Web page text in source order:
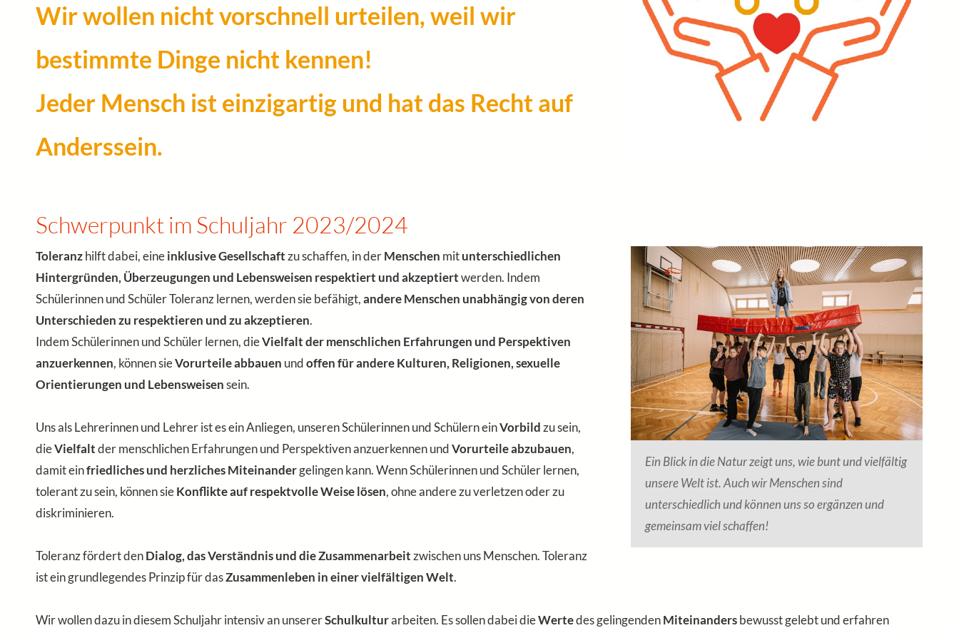
Wir wollen nicht vorschnell urteilen, weil wir
bestimmte Dinge nicht kennen!
Jeder Mensch ist einzigartig und hat das Recht auf
Anderssein.
Schwerpunkt im Schuljahr 2023/2024
Ein Blick in die Natur zeigt uns, wie bunt und vielfältig
unsere Welt ist. Auch wir Menschen sind
unterschiedlich und können uns so ergänzen und
gemeinsam viel schaffen!
Toleranzhilft dabei, eineinklusive Gesellschaftzu schaffen, in derMenschen mitunterschiedlichen
Hintergründen, Überzeugungen und Lebensweisen respektiert und akzeptiertwerden. Indem
Schülerinnen und Schüler Toleranz lernen, werden sie befähigt,andere Menschen unabhängig von deren
Unterschieden zu respektieren und zu akzeptieren.
Indem Schülerinnen und Schüler lernen, dieVielfalt der menschlichen Erfahrungen und Perspektiven
anzuerkennen, können sieVorurteile abbauen undoffen für andere Kulturen, Religionen, sexuelle
Orientierungen und Lebensweisensein.
Uns als Lehrerinnen und Lehrer ist es ein Anliegen, unseren Schülerinnen und Schülern einVorbildzu sein,
dieVielfaltder menschlichen Erfahrungen und Perspektiven anzuerkennen undVorurteile abzubauen,
damit einfriedliches und herzliches Miteinandergelingen kann. Wenn Schülerinnen und Schüler lernen,
tolerant zu sein, können sieKonflikte auf respektvolle Weise lösen, ohne andere zu verletzen oder zu
diskriminieren.
Toleranz fördert denDialog, das Verständnis und die Zusammenarbeitzwischen uns Menschen. Toleranz
ist ein grundlegendes Prinzip für dasZusammenleben in einer vielfältigen Welt.
Wir wollen dazu in diesem Schuljahr intensiv an unsererSchulkulturarbeiten. Es sollen dabei dieWertedes gelingendenMiteinandersbewusst gelebt und erfahren